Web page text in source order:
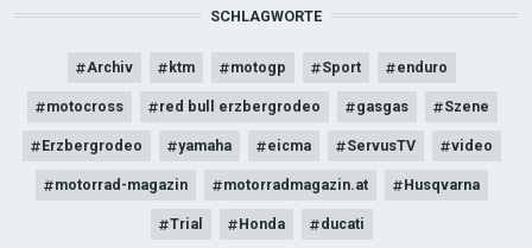
SCHLAGWORTE
Archiv ktm motogp Sport enduro
motocross red bull erzbergrodeo gasgas Szene
Erzbergrodeo yamaha eicma ServusTV video
motorrad-magazin motorradmagazin.at Husqvarna
Trial Honda ducati